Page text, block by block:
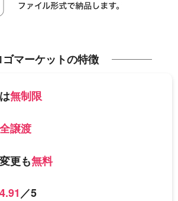
ゴマーケットの特徴
無制限
譲渡
更も無料
4.91／5